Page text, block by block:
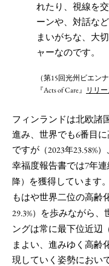
れたり、視線を
ーンや、対話な
まいがちな、大
ャーなのです。
（第15回光州ビエン
『Acts of Care』 リリ
フィンランドは北欧諸
進み、世界でも6番目
ですが （2023年23.58%）
幸福度報告書では7年
降）
を獲得しています
もはや世界二位の高齢
29.3%）
を歩みながら、
ングは常に最下位近辺
まよい、進みゆく高齢
現していく姿勢におい